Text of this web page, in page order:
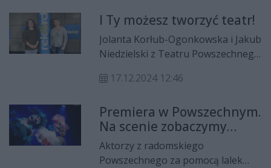
wyzwaniach.
osób z niepełnosprawnością
intelektualną „I Ty możesz tworzyć
teatr!”. Przedstawienie jest efektem
pasji uczestników zajęć. Spektakl
pozwala uczestnikom w pełni
wyrazić siebie.
I Ty możesz tworzyć teatr!
Jolanta Korłub-Ogonkowska i Jakub
Niedzielski z Teatru Powszechnego
Radia Rekord, gdzie opowiadali o
teatr". Wywiad można usłyszeć w
najnowszym magazynie
kulturalnym. Rozmowę
przeprowadziła Wiktoria Stefańska.
17.12.2024 12:46
Premiera w Powszechnym.
Na scenie zobaczymy
"Małą Syrenkę"
Aktorzy z radomskiego
Powszechnego za pomocą lalek